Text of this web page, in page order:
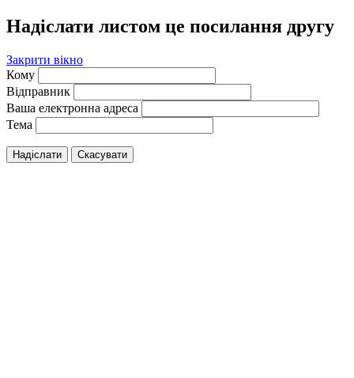
Надіслати листом це посилання другу
Закрити вікно
Кому
Відправник
Ваша електронна адреса
Тема
Надіслати Скасувати